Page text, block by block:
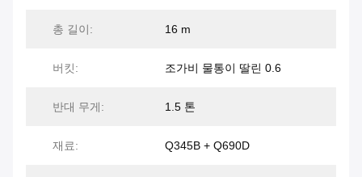
총 길이: 16 m
버킷: 조가비 물통이 딸린 0.6
반대 무게: 1.5 톤
재료: Q345B + Q690D